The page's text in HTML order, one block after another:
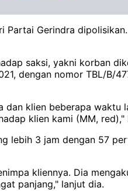
Partai Gerindra
saksi, yakni korban
dengan nomor TBL/B/
klien beberapa
klien kami (MM,
lebih 3 jam dengan 57
kliennya. Dia
panjang," lanjut dia.